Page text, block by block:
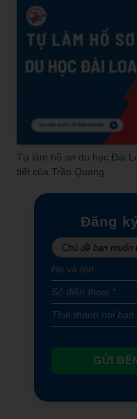
Tự làm hồ sơ du học Đài
tiết của Trần Quang
Đăng
GỬI